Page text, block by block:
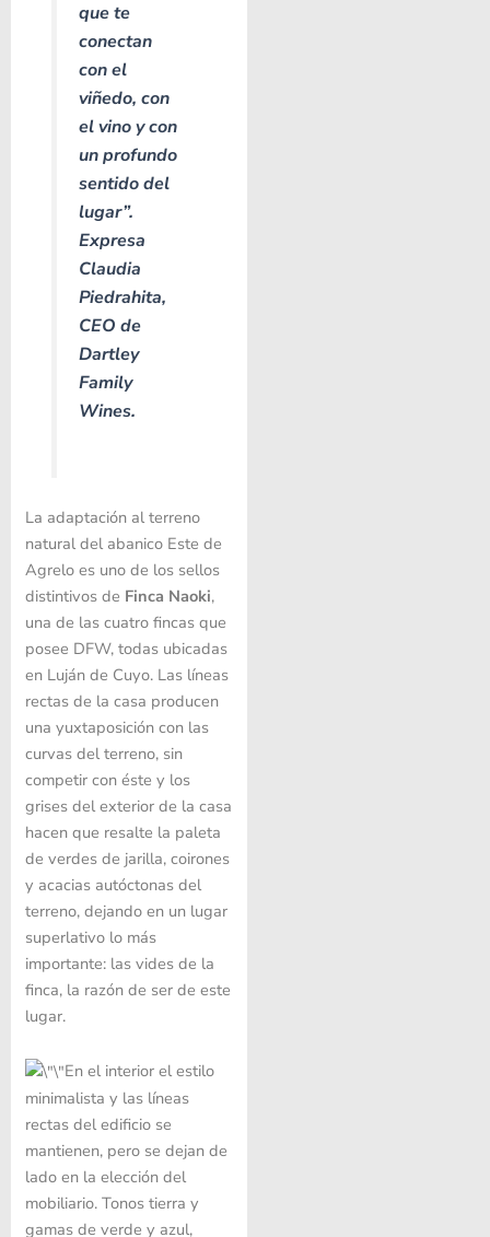
que te
conectan
con el
viñedo, con
el vino y con
un profundo
sentido del
lugar”.
Expresa
Claudia
Piedrahita,
CEO de
Dartley
Family
Wines.
La adaptación al terreno
natural del abanico Este de
Agrelo es uno de los sellos
distintivos de Finca Naoki,
una de las cuatro fincas que
posee DFW, todas ubicadas
en Luján de Cuyo. Las líneas
rectas de la casa producen
una yuxtaposición con las
curvas del terreno, sin
competir con éste y los
grises del exterior de la casa
hacen que resalte la paleta
de verdes de jarilla, coirones
y acacias autóctonas del
terreno, dejando en un lugar
superlativo lo más
importante: las vides de la
finca, la razón de ser de este
lugar.
En el interior el estilo
minimalista y las líneas
rectas del edificio se
mantienen, pero se dejan de
lado en la elección del
mobiliario. Tonos tierra y
gamas de verde y azul,